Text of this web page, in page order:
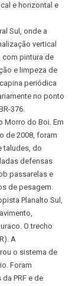
e horizontal e
Sul, onde a
vertical
com pintura de
e limpeza de
periódica
no ponto
376.
Morro do Boi. Em
de 2008, foram
taludes, do
defensas
passarelas e
de pesagem.
Planalto Sul,
O trecho
A
o sistema de
Foram
PRF e de